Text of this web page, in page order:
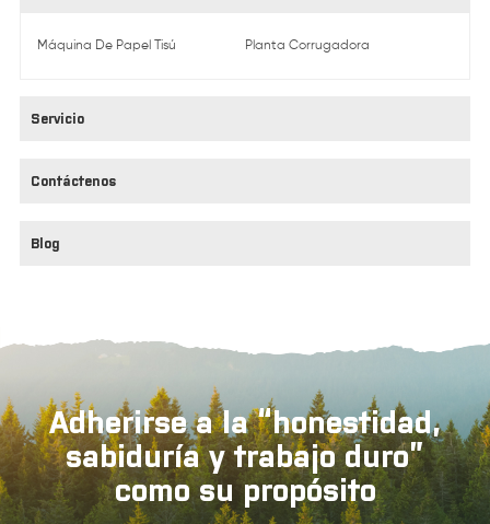
Máquina De Papel Tisú Planta Corrugadora
Servicio
Contáctenos
Blog
Adherirse a la “honestidad,
sabiduría y trabajo duro”
como su propósito